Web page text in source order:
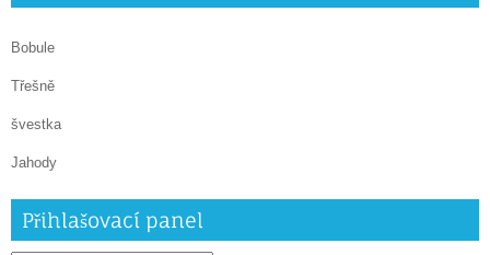
Bobule
Třešně
švestka
Jahody
Přihlašovací panel